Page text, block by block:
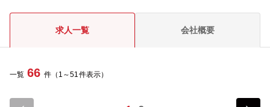
求人一覧 会社概要
一覧 66 件（1～51件表示）